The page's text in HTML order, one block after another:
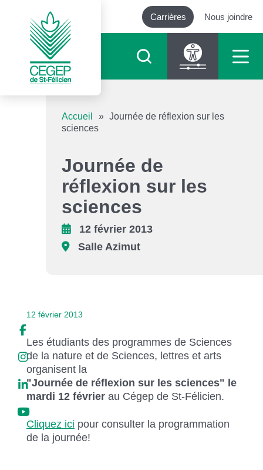
Carrières Nous joindre
Diminuer le texte
Niveau de gris
Contraste élevé
Accueil » Journée de réflexion sur les
sciences
Journée de
réflexion sur les
sciences
12 février 2013
Salle Azimut
12 février 2013
Les étudiants des programmes de Sciences
de la nature et de Sciences, lettres et arts
organisent la
"Journée de réflexion sur les sciences" le
mardi 12 février au Cégep de St-Félicien.
Cliquez ici pour consulter la programmation
de la journée!